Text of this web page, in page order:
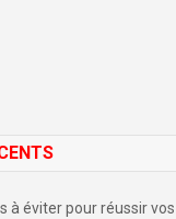
à éviter pour réussir